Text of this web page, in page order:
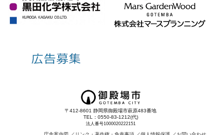
〒412-8601 静岡県御殿場市萩原483番地
TEL：0550-83-1212(代)
法人番号1000020222151